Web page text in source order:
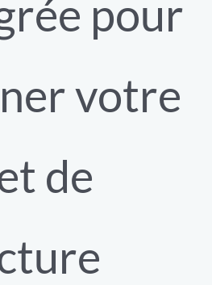
pour
votre
de